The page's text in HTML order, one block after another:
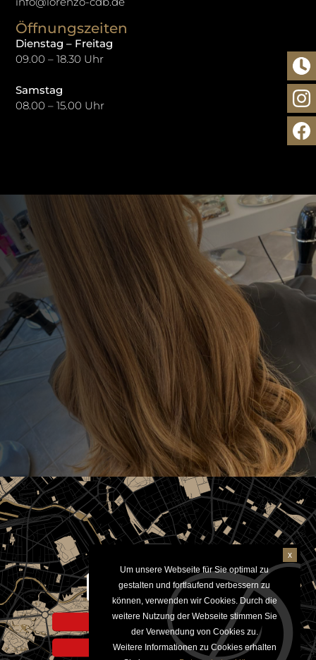
Öffnungszeiten
Dienstag – Freitag
09.00 – 18.30 Uhr
Samstag
08.00 – 15.00 Uhr
Aktivieren um Google Maps
anzuzeigen
Hinweis zur Datennutzung
Datenschutzerklärung
Um unsere Webseite für Sie optimal zu
gestalten und fortlaufend verbessern zu
können, verwenden wir Cookies. Durch die
weitere Nutzung der Webseite stimmen Sie
der Verwendung von Cookies zu.
Weitere Informationen zu Cookies erhalten
x